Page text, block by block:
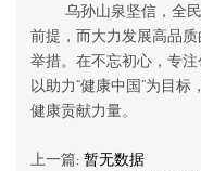
乌孙山泉坚信，全民
前提，而大力发展高品
举措。在不忘初心，专
以助力“健康中国”为目
健康贡献力量。
上一篇: 暂无数据